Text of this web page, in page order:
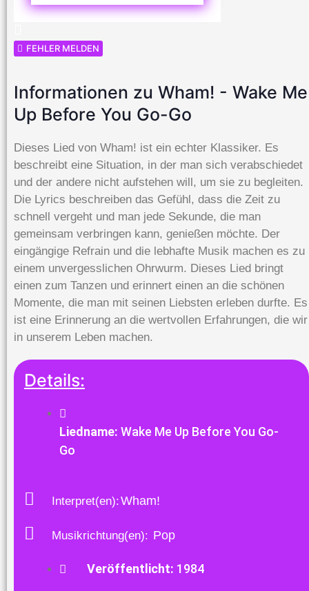
FEHLER MELDEN
Informationen zu Wham! - Wake Me
Up Before You Go-Go
Dieses Lied von Wham! ist ein echter Klassiker. Es
beschreibt eine Situation, in der man sich verabschiedet
und der andere nicht aufstehen will, um sie zu begleiten.
Die Lyrics beschreiben das Gefühl, dass die Zeit zu
schnell vergeht und man jede Sekunde, die man
gemeinsam verbringen kann, genießen möchte. Der
eingängige Refrain und die lebhafte Musik machen es zu
einem unvergesslichen Ohrwurm. Dieses Lied bringt
einen zum Tanzen und erinnert einen an die schönen
Momente, die man mit seinen Liebsten erleben durfte. Es
ist eine Erinnerung an die wertvollen Erfahrungen, die wir
in unserem Leben machen.
Details:
Liedname: Wake Me Up Before You Go-
Go
Interpret(en):Wham!
Musikrichtung(en): Pop
Veröffentlicht: 1984